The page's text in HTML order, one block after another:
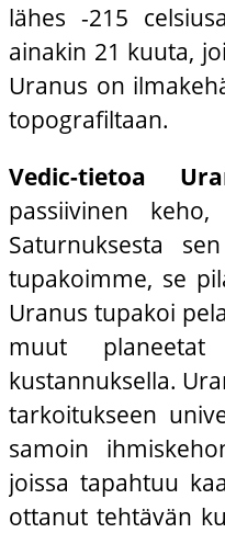
lähes -215
ainakin 21 kuuta,
Uranus on
topografiltaan.
Vedic-tietoa
passiivinen
Saturnuksesta
tupakoimme, se
Uranus tupakoi
muut planeetat
kustannuksella.
tarkoitukseen
samoin
joissa tapahtuu
ottanut tehtävän